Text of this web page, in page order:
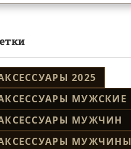
2025
МУЖСКИЕ
МУЖЧИН
МУЖЧИНЫ